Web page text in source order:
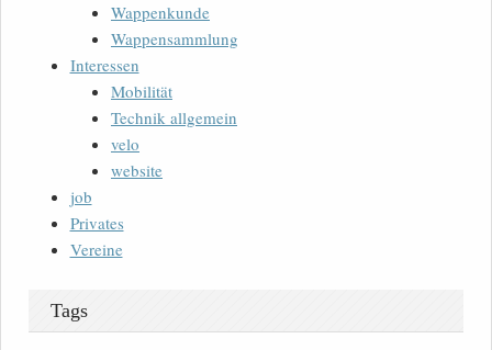
Wappenkunde
Wappensammlung
Interessen
Mobilität
Technik allgemein
velo
website
job
Privates
Vereine
Tags